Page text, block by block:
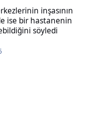
inşasının
ise bir hastanenin
söyledi